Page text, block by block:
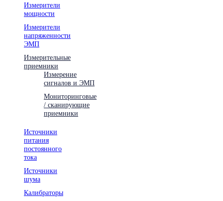
Измерители
мощности
Измерители
напряженности
ЭМП
Измерительные
приемники
Измерение
сигналов и ЭМП
Мониторинговые
/ сканирующие
приемники
Источники
питания
постоянного
тока
Источники
шума
Калибраторы